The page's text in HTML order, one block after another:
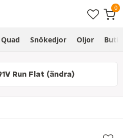
Quad Snökedjor Oljor Butik
Run Flat (ändra)